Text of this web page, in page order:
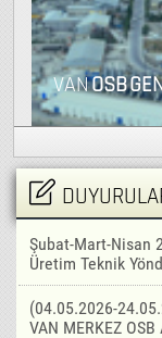
VANOSB
Şubat-Mart-Nisan
Üretim Teknik
(04.05.2026-
VAN MERKEZ OSB
(06.04.2026-
VAN MERKEZ OSB